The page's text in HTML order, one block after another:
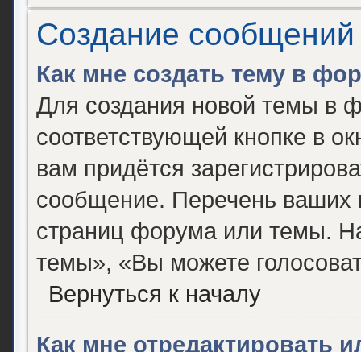
Создание сообщений
Как мне создать тему в
Для создания новой темы в
соответствующей кнопке в
вам придётся
сообщение. Перечень ваших
страниц форума или темы.
темы», «Вы можете
Вернуться к началу
Как мне отредактировать